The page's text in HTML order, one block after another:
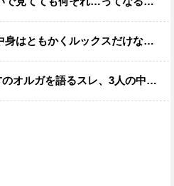
もかくルックスだけなら最高だな
スレ、3人の中でも強化は一番されてない方